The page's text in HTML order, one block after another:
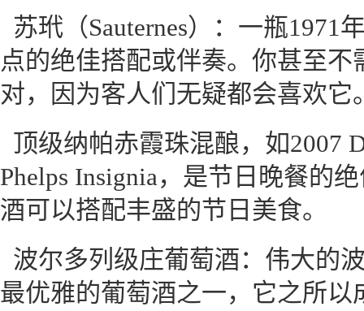
苏玳（Sauternes）：一瓶1971
点的绝佳搭配或伴奏。你甚至
对，因为客人们无疑都会喜欢它
顶级纳帕赤霞珠混酿，如2007
Phelps Insignia，是节日晚餐的
酒可以搭配丰盛的节日美食。
波尔多列级庄葡萄酒：伟大的
最优雅的葡萄酒之一，它之所